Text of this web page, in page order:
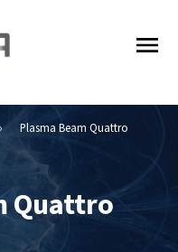
Plasma Beam Quattro
Quattro